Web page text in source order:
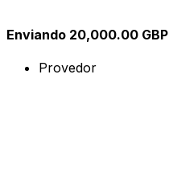
Enviando 20,000.00 GBP
Provedor